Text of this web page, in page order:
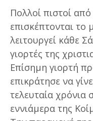
Πολλοί πιστοί
επισκέπτονται το
λειτουργεί κάθε
γιορτές της
Επίσημη γιορτή
επικράτησε να
τελευταία χρόνια
εννιάμερα της